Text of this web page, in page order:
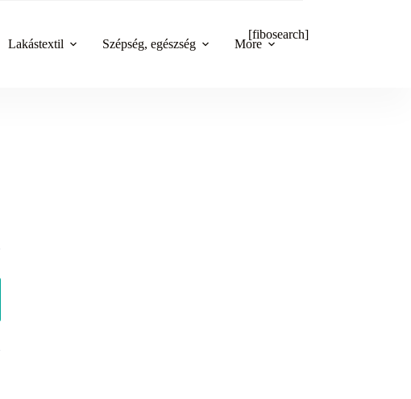
Lakástextil Szépség, egészség More
[fibosearch]